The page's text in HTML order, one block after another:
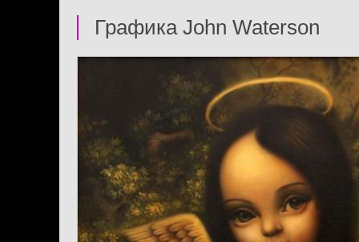
Графика John Waterson